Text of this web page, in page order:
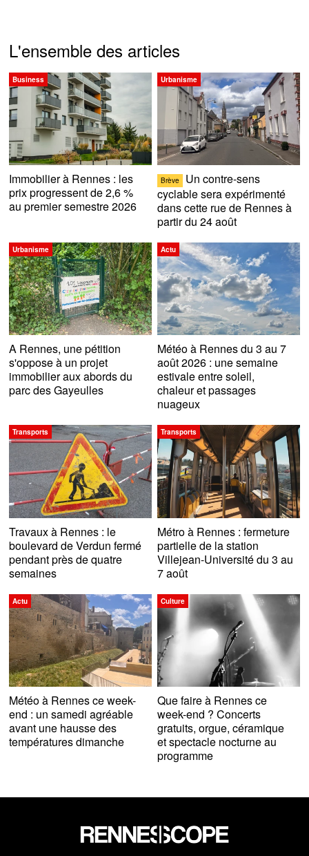
L'ensemble des articles
Business
Immobilier à Rennes : les
prix progressent de 2,6 %
au premier semestre 2026
Urbanisme
Brève
Un contre-sens
cyclable sera expérimenté
dans cette rue de Rennes à
partir du 24 août
Urbanisme
A Rennes, une pétition
s'oppose à un projet
immobilier aux abords du
parc des Gayeulles
Actu
Météo à Rennes du 3 au 7
août 2026 : une semaine
estivale entre soleil,
chaleur et passages
nuageux
Transports
Travaux à Rennes : le
boulevard de Verdun fermé
pendant près de quatre
semaines
Transports
Métro à Rennes : fermeture
partielle de la station
Villejean-Université du 3 au
7 août
Actu
Météo à Rennes ce week-
end : un samedi agréable
avant une hausse des
températures dimanche
Culture
Que faire à Rennes ce
week-end ? Concerts
gratuits, orgue, céramique
et spectacle nocturne au
programme